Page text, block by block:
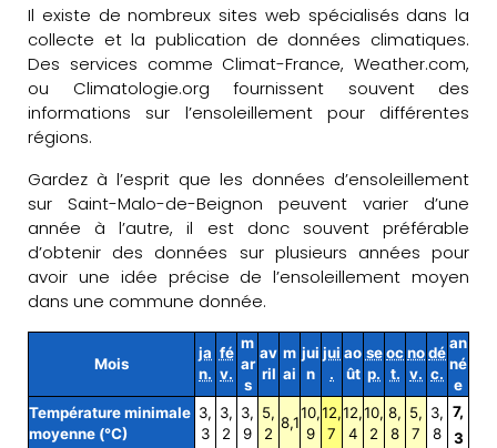
Il existe de nombreux sites web spécialisés dans la
collecte et la publication de données climatiques.
Des services comme Climat-France, Weather.com,
ou Climatologie.org fournissent souvent des
informations sur l’ensoleillement pour différentes
régions.
Gardez à l’esprit que les données d’ensoleillement
sur Saint-Malo-de-Beignon peuvent varier d’une
année à l’autre, il est donc souvent préférable
d’obtenir des données sur plusieurs années pour
avoir une idée précise de l’ensoleillement moyen
dans une commune donnée.
Mois
ja
n.
fé
v.
m
ar
s
av
ril
m
ai
jui
n
jui
.
ao
ût
se
p.
oc
t.
no
v.
dé
c.
an
né
e
Température minimale
moyenne (°C)
3,
3
3,
2
3,
9
5,
2
8,1
10,
9
12,
7
12,
4
10,
2
8,
8
5,
7
3,
8
7,
3